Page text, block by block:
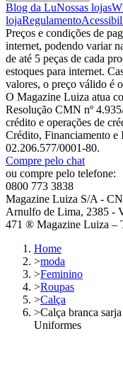
Blog da LuNossas lojas
lojaRegulamento
Preços e condições de
internet, podendo variar
de até 5 peças de cada
estoques para internet.
valores, o preço válido é
O Magazine Luiza atua
Resolução CMN nº
crédito e operações de
Crédito, Financiamento e
02.206.577/0001-80.
Compre pelo chat
ou compre pelo telefone:
0800 773 3838
Magazine Luiza S/A -
Arnulfo de Lima, 2385 -
471 ® Magazine Luiza –
Home
>moda
>Feminino
>Roupas
>Calça
>Calça branca
Uniformes